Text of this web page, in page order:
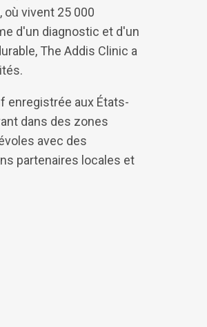
vivent 25 000
d'un diagnostic et d'un
The Addis Clinic a
enregistrée aux États-
dans des zones
avec des
partenaires locales et